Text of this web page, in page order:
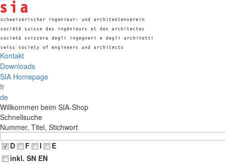
Kontakt
Downloads
SIA Homepage
fr
de
Willkommen beim SIA-Shop
Schnellsuche
Nummer, Titel, Stichwort
D
F I
E
inkl. SN EN